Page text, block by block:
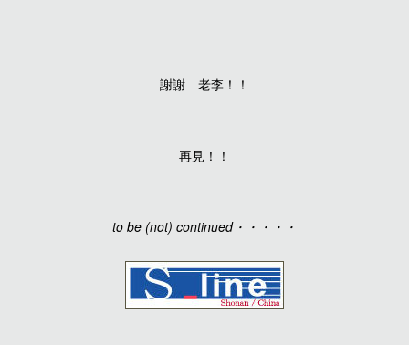
謝謝 老李！！
再見！！
to be (not) continued・・・・・